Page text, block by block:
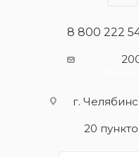
8 800 222
г.
20